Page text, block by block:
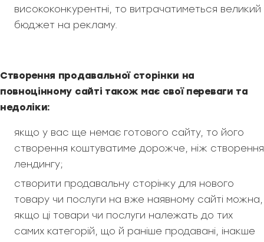
висококонкурентні, то витрачатиметься великий
бюджет на рекламу.
Створення продавальної сторінки на
повноцінному сайті також має свої переваги та
недоліки:
якщо у вас ще немає готового сайту, то його
створення коштуватиме дорожче, ніж створення
лендингу;
створити продавальну сторінку для нового
товару чи послуги на вже наявному сайті можна,
якщо ці товари чи послуги належать до тих
самих категорій, що й раніше продавані, інакше